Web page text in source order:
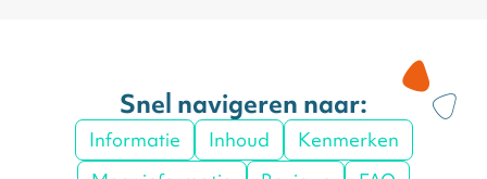
Snel navigeren naar:
Informatie Inhoud
Kenmerken